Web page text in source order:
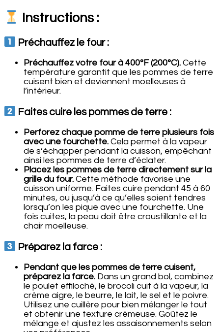
Instructions :
Préchauffez le four :
Préchauffez votre four à 400°F (200°C). Cette
température garantit que les pommes de terre
cuisent bien et deviennent moelleuses à
l’intérieur.
Faites cuire les pommes de terre :
Perforez chaque pomme de terre plusieurs fois
avec une fourchette. Cela permet à la vapeur
de s’échapper pendant la cuisson, empêchant
ainsi les pommes de terre d’éclater.
Placez les pommes de terre directement sur la
grille du four. Cette méthode favorise une
cuisson uniforme. Faites cuire pendant 45 à 60
minutes, ou jusqu’à ce qu’elles soient tendres
lorsqu’on les pique avec une fourchette. Une
fois cuites, la peau doit être croustillante et la
chair moelleuse.
Préparez la farce :
Pendant que les pommes de terre cuisent,
préparez la farce. Dans un grand bol, combinez
le poulet effiloché, le brocoli cuit à la vapeur, la
crème aigre, le beurre, le lait, le sel et le poivre.
Utilisez une cuillère pour bien mélanger le tout
et obtenir une texture crémeuse. Goûtez le
mélange et ajustez les assaisonnements selon